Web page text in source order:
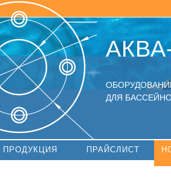
ДЛЯ
ПРОДУКЦИЯ ПРАЙСЛИСТ